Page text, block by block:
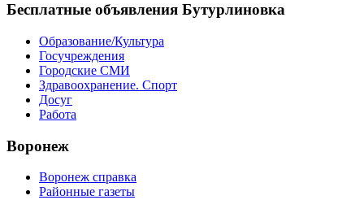
Бесплатные объявления Бутурлиновка
Образование/Культура
Госучреждения
Городские СМИ
Здравоохранение. Спорт
Досуг
Работа
Воронеж
Воронеж справка
Районные газеты